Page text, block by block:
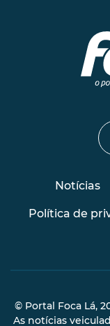
Notícias
Política de
© Portal Foca Lá,
As notícias